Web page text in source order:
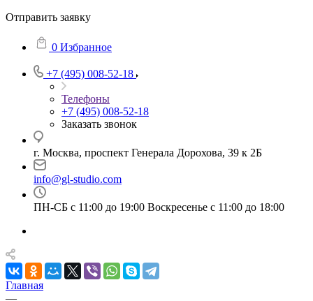
Отправить заявку
0 Избранное
+7 (495) 008-52-18
Телефоны
+7 (495) 008-52-18
Заказать звонок
г. Москва, проспект Генерала Дорохова, 39 к 2Б
info@gl-studio.com
ПН-СБ с 11:00 до 19:00 Воскресенье с 11:00 до 18:00
Главная
—